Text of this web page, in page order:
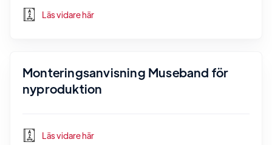
Läs vidare här
Monteringsanvisning Museband för
nyproduktion
Läs vidare här